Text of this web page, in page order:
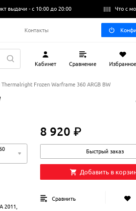
выдачи -с 10:00 до 20:00 Что с
Контакты
Кабинет Сравнение Избранное
Frozen Warframe 360 ARGB BW
2011,
8 920 ₽8 920 ₽
Быстрый заказ
Добавить в
Сравнить